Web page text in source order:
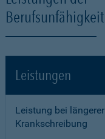
Leistungen
Leistung bei längerer
Krankschreibung